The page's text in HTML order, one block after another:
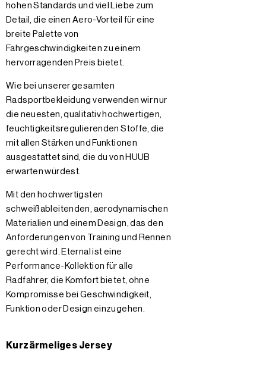
hohen Standards und viel Liebe zum
Detail, die einen Aero-Vorteil für eine
breite Palette von
Fahrgeschwindigkeiten zu einem
hervorragenden Preis bietet.
Wie bei unserer gesamten
Radsportbekleidung verwenden wir nur
die neuesten, qualitativ hochwertigen,
feuchtigkeitsregulierenden Stoffe, die
mit allen Stärken und Funktionen
ausgestattet sind, die du von HUUB
erwarten würdest.
Mit den hochwertigsten
schweißableitenden, aerodynamischen
Materialien und einem Design, das den
Anforderungen von Training und Rennen
gerecht wird. Eternal ist eine
Performance-Kollektion für alle
Radfahrer, die Komfort bietet, ohne
Kompromisse bei Geschwindigkeit,
Funktion oder Design einzugehen.
Kurzärmeliges Jersey